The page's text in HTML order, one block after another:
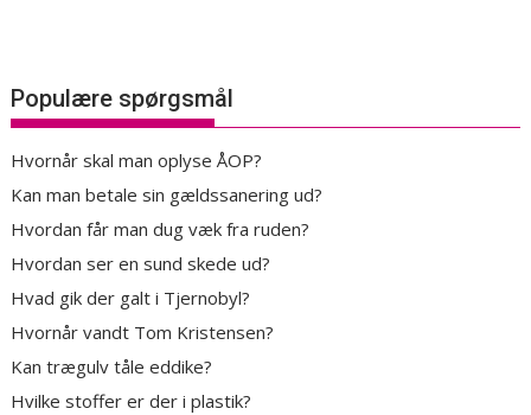
Populære spørgsmål
Hvornår skal man oplyse ÅOP?
Kan man betale sin gældssanering ud?
Hvordan får man dug væk fra ruden?
Hvordan ser en sund skede ud?
Hvad gik der galt i Tjernobyl?
Hvornår vandt Tom Kristensen?
Kan trægulv tåle eddike?
Hvilke stoffer er der i plastik?